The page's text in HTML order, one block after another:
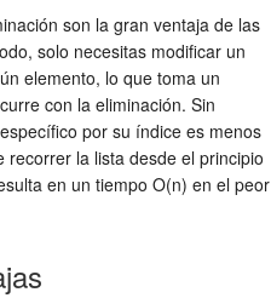
son la gran ventaja de las
solo necesitas modificar un
elemento, lo que toma un
con la eliminación. Sin
por su índice es menos
la lista desde el principio
en un tiempo O(n) en el peor